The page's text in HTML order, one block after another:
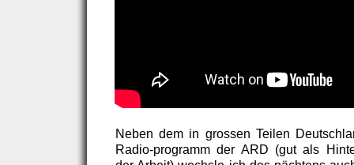
Neben dem in grossen Teilen
Radio-programm der ARD (gut als